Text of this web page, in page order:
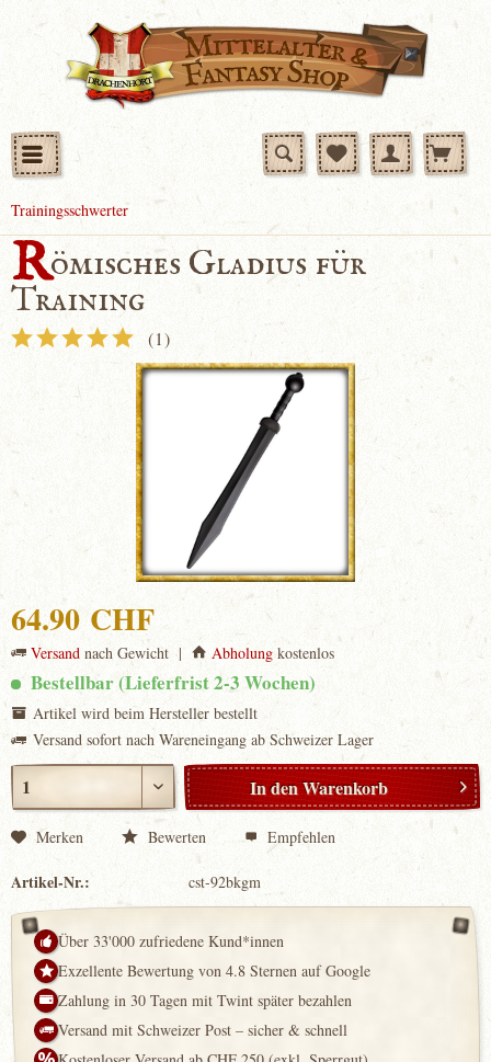
Trainingsschwerter
Römisches Gladius für
Training
(1)
64.90 CHF
Versand nach Gewicht | Abholungkostenlos
Bestellbar (Lieferfrist 2-3 Wochen)
Artikel wird beim Hersteller bestellt
Versand sofort nach Wareneingang ab Schweizer Lager
In denWarenkorb
Merken Bewerten Empfehlen
Artikel-Nr.: cst-92bkgm
Über 33'000 zufriedene Kund*innen
Exzellente Bewertung von 4.8 Sternen auf Google
Zahlung in 30 Tagen mit Twint später bezahlen
Versand mit Schweizer Post – sicher & schnell